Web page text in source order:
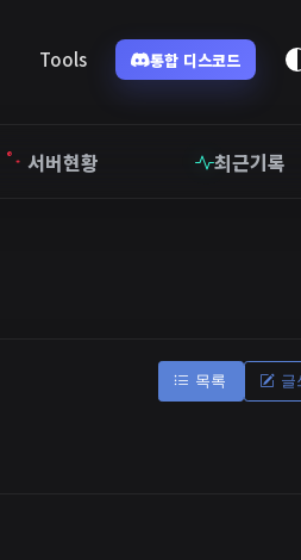
Tools 통합 디스코드
서버현황 최근기록
목록 글